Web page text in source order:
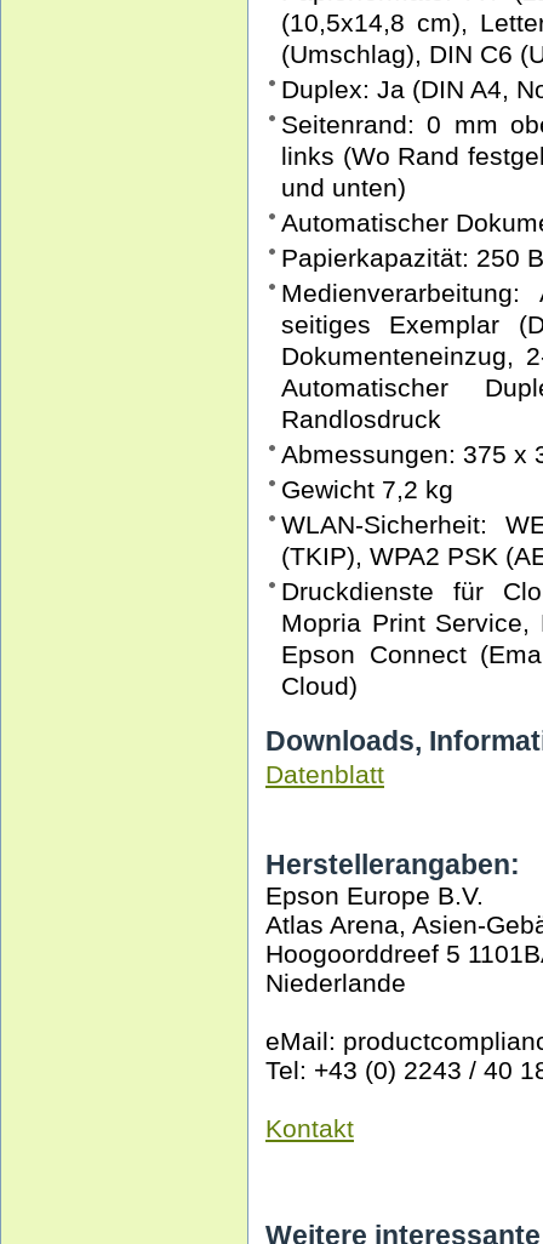
(10,5x14,8 cm),
(Umschlag), DIN C6
Duplex: Ja (DIN A4,
Seitenrand: 0 mm
links (Wo Rand
und unten)
Automatischer
Papierkapazität: 250
seitiges Exemplar
Dokumenteneinzug,
Automatischer
Randlosdruck
Abmessungen: 375 x
Gewicht 7,2 kg
WLAN-Sicherheit:
(TKIP), WPA2 PSK
Druckdienste für
Mopria Print
Epson Connect
Cloud)
Downloads,
Datenblatt
Herstellerangaben:
Epson Europe B.V.
Atlas Arena, Asien-
Hoogoorddreef 5
Niederlande
eMail:
Tel: +43 (0) 2243 / 40
Kontakt
Weitere